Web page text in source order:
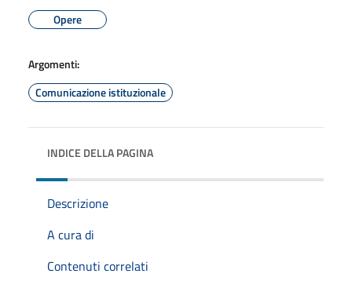
Opere
Argomenti:
Comunicazione istituzionale
INDICE DELLA PAGINA
Descrizione
A cura di
Contenuti correlati